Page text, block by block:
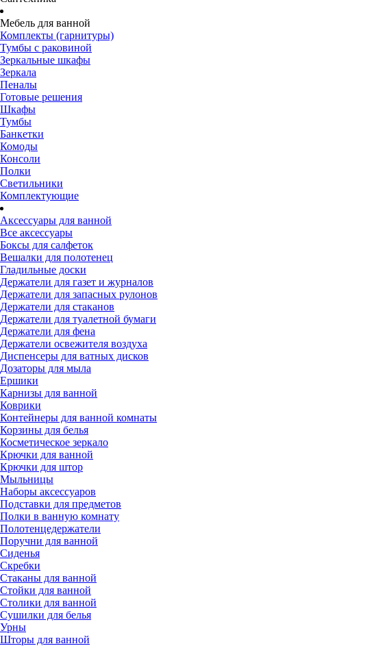
Мебель для ванной
Комплекты (гарнитуры)
Тумбы с раковиной
Зеркальные шкафы
Зеркала
Пеналы
Готовые решения
Шкафы
Тумбы
Банкетки
Комоды
Консоли
Полки
Светильники
Комплектующие
Аксессуары для ванной
Все аксессуары
Боксы для салфеток
Вешалки для полотенец
Гладильные доски
Держатели для газет и журналов
Держатели для запасных рулонов
Держатели для стаканов
Держатели для туалетной бумаги
Держатели для фена
Держатели освежителя воздуха
Диспенсеры для ватных дисков
Дозаторы для мыла
Ершики
Карнизы для ванной
Коврики
Контейнеры для ванной комнаты
Корзины для белья
Косметическое зеркало
Крючки для ванной
Крючки для штор
Мыльницы
Наборы аксессуаров
Подставки для предметов
Полки в ванную комнату
Полотенцедержатели
Поручни для ванной
Сиденья
Скребки
Стаканы для ванной
Стойки для ванной
Столики для ванной
Сушилки для белья
Урны
Шторы для ванной